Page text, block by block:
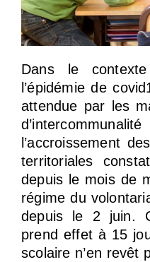
Dans le
l’épidémie de
attendue par les
l’accroissement
territoriales
depuis le mois de
régime du
depuis le 2 juin.
prend effet à 15
scolaire n’en revêt